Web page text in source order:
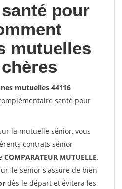
pour
mutuelles
mutuelles 44116
santé pour
la mutuelle sénior, vous
contrats sénior
COMPARATEUR MUTUELLE.
le senior s'assure de bien
dès le départ et évitera les